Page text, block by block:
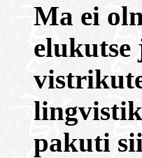
Ma ei
elukutse
pakuti